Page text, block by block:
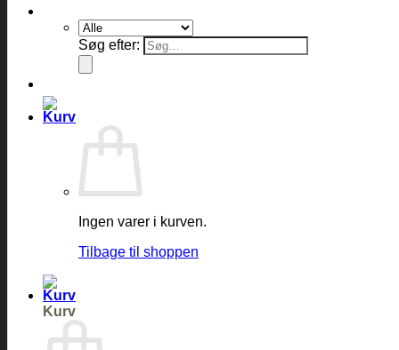
Søg efter:
Ingen varer i kurven.
Tilbage til shoppen
Kurv